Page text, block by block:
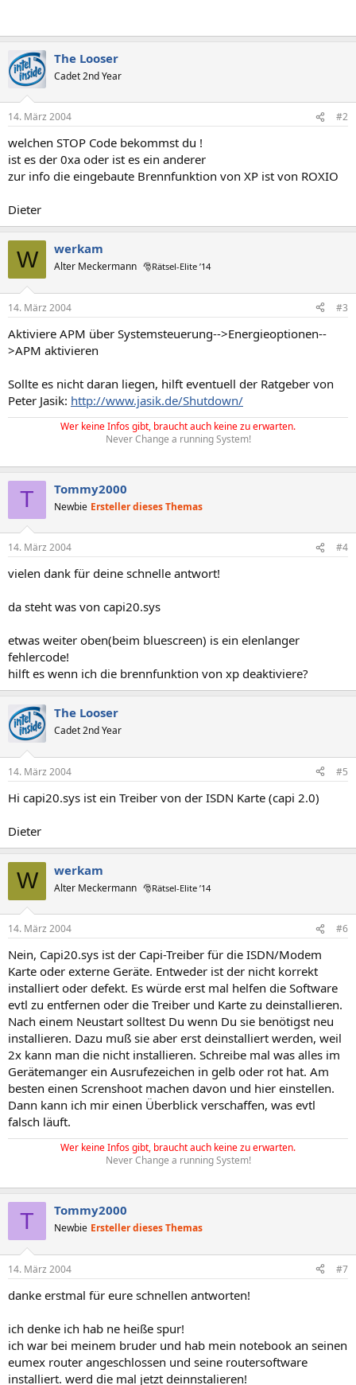
The Looser
Cadet 2nd Year
14. März 2004 #2
welchen STOP Code bekommst du !
ist es der 0xa oder ist es ein anderer
zur info die eingebaute Brennfunktion von XP ist von ROXIO
Dieter
W werkam
Alter Meckermann 🎅Rätsel-Elite ’14
14. März 2004 #3
Aktiviere APM über Systemsteuerung-->Energieoptionen--
>APM aktivieren
Sollte es nicht daran liegen, hilft eventuell der Ratgeber von
Peter Jasik: http://www.jasik.de/Shutdown/
Wer keine Infos gibt, braucht auch keine zu erwarten.
Never Change a running System!
T Tommy2000
Newbie Ersteller dieses Themas
14. März 2004 #4
vielen dank für deine schnelle antwort!
da steht was von capi20.sys
etwas weiter oben(beim bluescreen) is ein elenlanger
fehlercode!
hilft es wenn ich die brennfunktion von xp deaktiviere?
The Looser
Cadet 2nd Year
14. März 2004 #5
Hi capi20.sys ist ein Treiber von der ISDN Karte (capi 2.0)
Dieter
W werkam
Alter Meckermann 🎅Rätsel-Elite ’14
14. März 2004 #6
Nein, Capi20.sys ist der Capi-Treiber für die ISDN/Modem
Karte oder externe Geräte. Entweder ist der nicht korrekt
installiert oder defekt. Es würde erst mal helfen die Software
evtl zu entfernen oder die Treiber und Karte zu deinstallieren.
Nach einem Neustart solltest Du wenn Du sie benötigst neu
installieren. Dazu muß sie aber erst deinstalliert werden, weil
2x kann man die nicht installieren. Schreibe mal was alles im
Gerätemanger ein Ausrufezeichen in gelb oder rot hat. Am
besten einen Screnshoot machen davon und hier einstellen.
Dann kann ich mir einen Überblick verschaffen, was evtl
falsch läuft.
Wer keine Infos gibt, braucht auch keine zu erwarten.
Never Change a running System!
T Tommy2000
Newbie Ersteller dieses Themas
14. März 2004 #7
danke erstmal für eure schnellen antworten!
ich denke ich hab ne heiße spur!
ich war bei meinem bruder und hab mein notebook an seinen
eumex router angeschlossen und seine routersoftware
installiert. werd die mal jetzt deinnstalieren!